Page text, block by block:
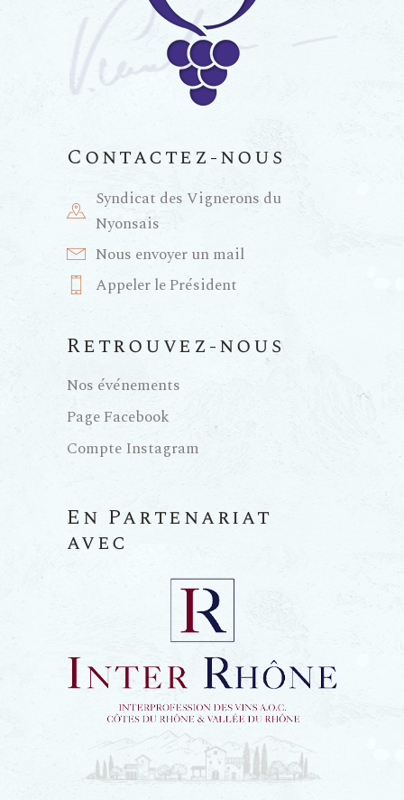
Contactez-nous
Syndicat des Vignerons du
Nyonsais
Nous envoyer un mail
Appeler le Président
Retrouvez-nous
Nos événements
Page Facebook
Compte Instagram
En Partenariat
avec